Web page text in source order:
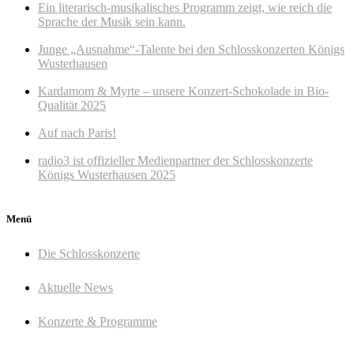
Ein literarisch-musikalisches Programm zeigt, wie reich die
Sprache der Musik sein kann.
Junge „Ausnahme“-Talente bei den Schlosskonzerten Königs
Wusterhausen
Kardamom & Myrte – unsere Konzert-Schokolade in Bio-
Qualität 2025
Auf nach Paris!
radio3 ist offizieller Medienpartner der Schlosskonzerte
Königs Wusterhausen 2025
Menü
Die Schlosskonzerte
Aktuelle News
Konzerte & Programme